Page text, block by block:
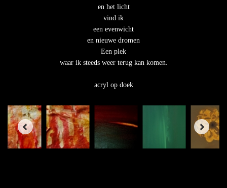
en het licht
vind ik
een evenwicht
en nieuwe dromen
Een plek
waar ik steeds weer terug kan komen.
acryl op doek